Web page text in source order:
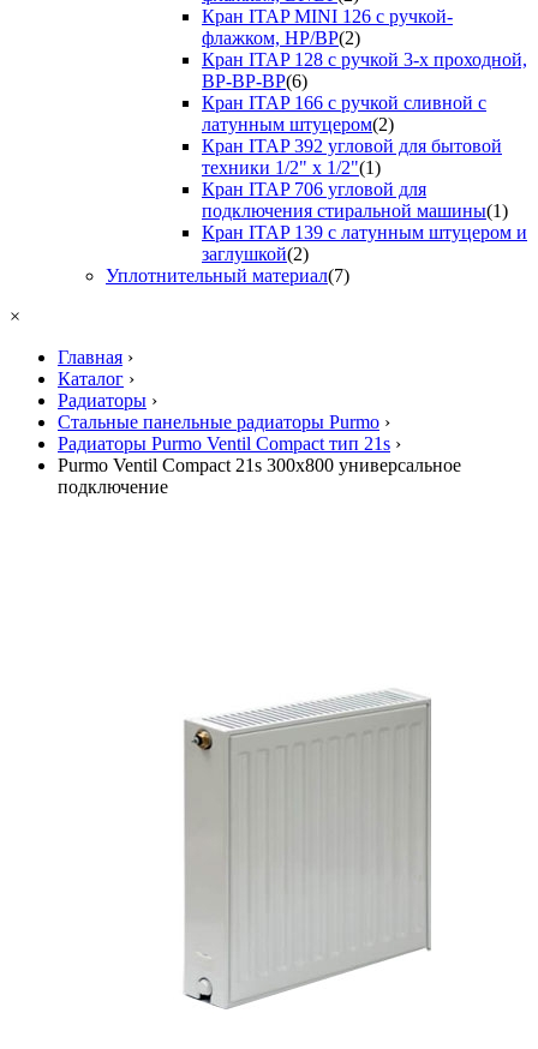
Кран ITAP MINI 126 с ручкой-
флажком, НР/ВР(2)
Кран ITAP 128 с ручкой 3-х проходной,
ВР-ВР-ВР(6)
Кран ITAP 166 с ручкой сливной с
латунным штуцером(2)
Кран ITAP 392 угловой для бытовой
техники 1/2" х 1/2"(1)
Кран ITAP 706 угловой для
подключения стиральной машины(1)
Кран ITAP 139 с латунным штуцером и
заглушкой(2)
Уплотнительный материал(7)
×
Главная ›
Каталог ›
Радиаторы ›
Стальные панельные радиаторы Purmo ›
Радиаторы Purmo Ventil Compact тип 21s ›
Purmo Ventil Compact 21s 300х800 универсальное
подключение